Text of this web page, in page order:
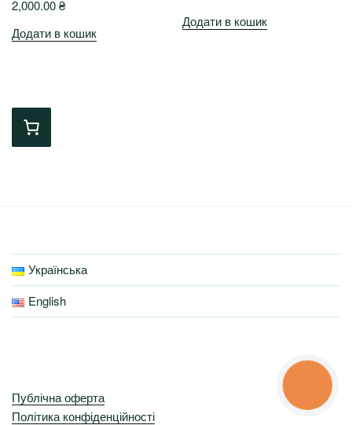
2,000.00₴
Додати в кошик
Додати в кошик
Українська
English
Публічна оферта
Політика конфіденційності